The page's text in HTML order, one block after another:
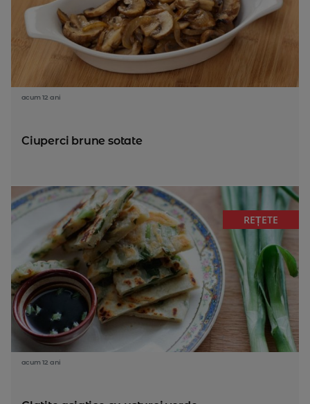
acum 12 ani
Ciuperci brune sotate
REȚETE
acum 12 ani